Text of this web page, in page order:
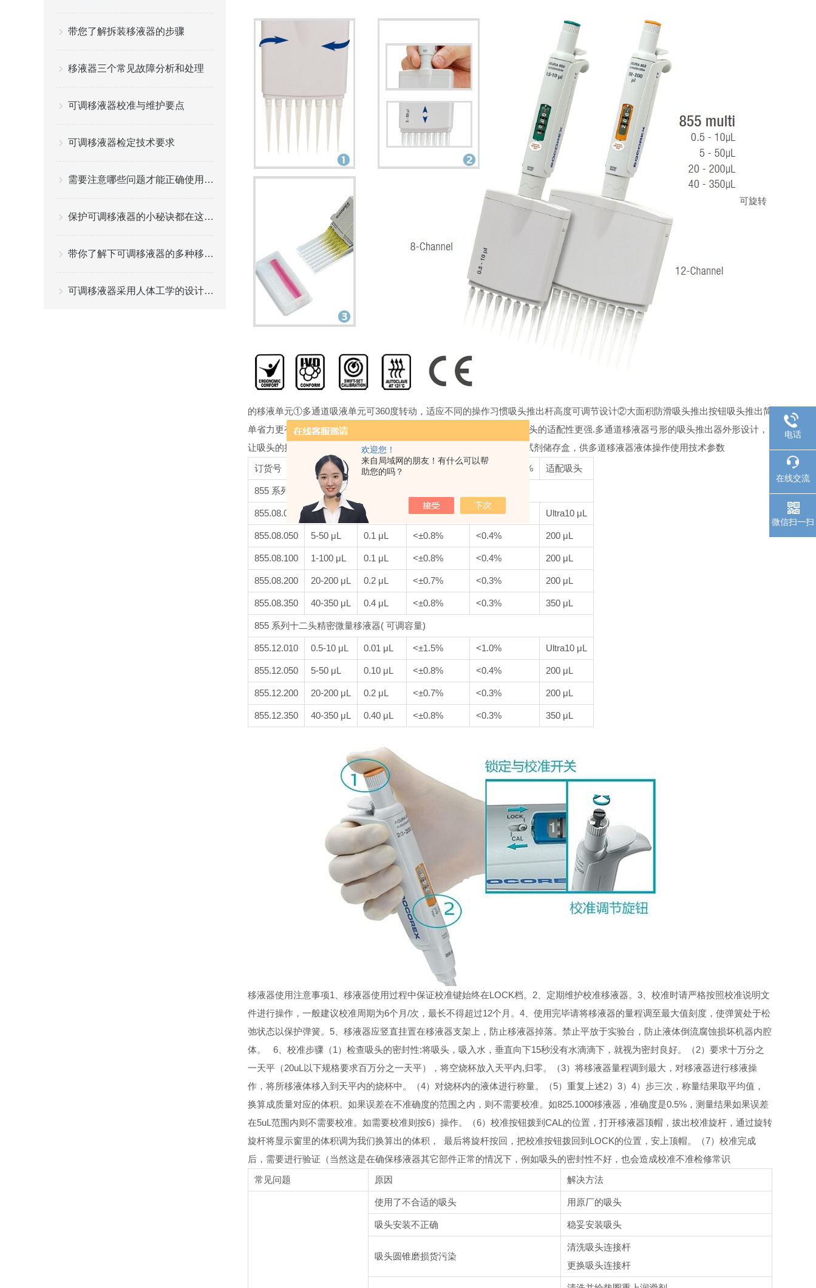
欢迎您！
来自局域网的朋友！有什么可以帮
助您的吗？
带您了解拆装移液器的步骤
移液器三个常见故障分析和处理
可调移液器校准与维护要点
可调移液器检定技术要求
需要注意哪些问题才能正确使用可调移液器
保护可调移液器的小秘诀都在这儿了
带你了解下可调移液器的多种移液模式
可调移液器采用人体工学的设计理念
可旋转
的移液单元①多通道吸液单元可360度转动，适应不同的操作习惯吸头推出杆高度可调节设计②大面积防滑吸头推出按钮吸头推出简
单省力更有Justip™吸头连接杆高度调节设计4mm，使电子移液器对吸头的适配性更强.多通道移液器弓形的吸头推出器外形设计，
让吸头的推出变的更简单更省力多道移液器液体操作盒③ V型或者U型试剂储存盒，供多道移液器液体操作使用技术参数
订货号
移液范围 刻度增量 不准确度E% 不精确度CV% 适配吸头
855 系列八头精密微量移液器( 可调容量)
855.08.010 0.5-10 μL 0.01 μL <±1.5% <1.0% Ultra10 μL
855.08.050 5-50 μL 0.1 μL <±0.8% <0.4% 200 μL
855.08.100 1-100 μL 0.1 μL <±0.8% <0.4% 200 μL
855.08.200 20-200 μL 0.2 μL <±0.7% <0.3% 200 μL
855.08.350 40-350 μL 0.4 μL <±0.8% <0.3% 350 μL
855 系列十二头精密微量移液器( 可调容量)
855.12.010 0.5-10 μL 0.01 μL <±1.5% <1.0% Ultra10 μL
855.12.050 5-50 μL 0.10 μL <±0.8% <0.4% 200 μL
855.12.200 20-200 μL 0.2 μL <±0.7% <0.3% 200 μL
855.12.350 40-350 μL 0.40 μL <±0.8% <0.3% 350 μL
移液器使用注意事项1、移液器使用过程中保证校准键始终在LOCK档。 2、定期维护校准移液器。 3、校准时请严格按照校准说明文
件进行操作，一般建议校准周期为6个月/次，最长不得超过12个月。 4、使用完毕请将移液器的量程调至最大值刻度，使弹簧处于松
弛状态以保护弹簧。 5、移液器应竖直挂置在移液器支架上，防止移液器掉落。禁止平放于实验台，防止液体倒流腐蚀损坏机器内腔
体。 6、校准步骤 （1）检查吸头的密封性:将吸头，吸入水，垂直向下15秒没有水滴滴下，就视为密封良好。
（2）要求十万分之
一天平（20uL以下规格要求百万分之一天平），将空烧杯放入天平内,归零。
（3）将移液器量程调到最大，对移液器进行移液操
作，将所移液体移入到天平内的烧杯中。
（4）对烧杯内的液体进行称量。
（5）重复上述2）3）4）步三次，称量结果取平均值，
换算成质量对应的体积。如果误差在不准确度的范围之内，则不需要校准。如825.1000移液器，准确度是0.5%，测量结果如果误差
在5uL范围内则不需要校准。如需要校准则按6）操作。
（6）校准按钮拨到CAL的位置，打开移液器顶帽，拔出校准旋杆，通过旋转
旋杆将显示窗里的体积调为我们换算出的体积， 最后将旋杆按回，把校准按钮拨回到LOCK的位置，安上顶帽。
（7）校准完成
后，需要进行验证（当然这是在确保移液器其它部件正常的情况下，例如吸头的密封性不好，也会造成校准不准检修常识
常见问题
原因 解决方法
使用了不合适的吸头 用原厂的吸头
吸头安装不正确 稳妥安装吸头
吸头圆锥磨损货污染
清洗吸头连接杆
更换吸头连接杆
电话
在线交流
微信扫一扫